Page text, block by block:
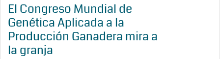
El Congreso Mundial de
Genética Aplicada a la
Producción Ganadera mira a
la granja